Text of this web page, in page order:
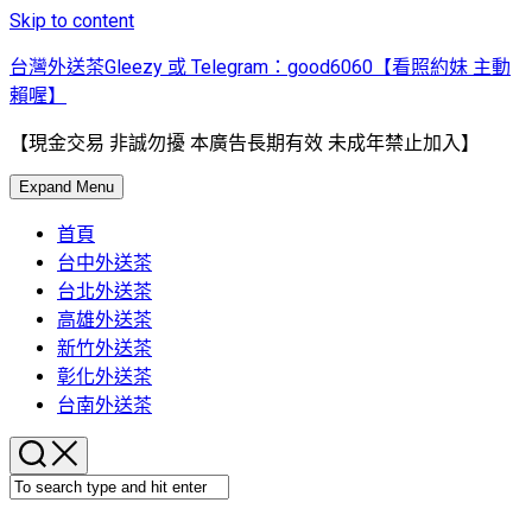
Skip to content
台灣外送茶Gleezy 或 Telegram：good6060【看照約妹 主動
賴喔】
【現金交易 非誠勿擾 本廣告長期有效 未成年禁止加入】
Expand Menu
首頁
台中外送茶
台北外送茶
高雄外送茶
新竹外送茶
彰化外送茶
台南外送茶